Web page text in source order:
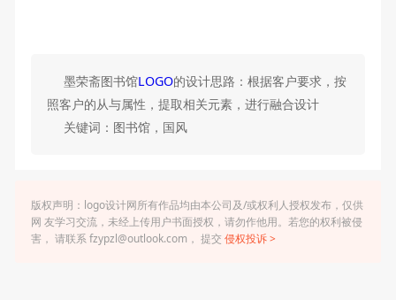
墨荣斋图书馆LOGO的设计思路：根据客户要求，按
照客户的从与属性，提取相关元素，进行融合设计
关键词：图书馆，国风
版权声明：logo设计网所有作品均由本公司及/或权利人授权发布，仅供
网 友学习交流，未经上传用户书面授权，请勿作他用。若您的权利被侵
害， 请联系 fzypzl@outlook.com， 提交 侵权投诉 >